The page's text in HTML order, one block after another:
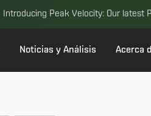
Introducing Peak Velocity: Our latest
Noticias y Análisis Acerca